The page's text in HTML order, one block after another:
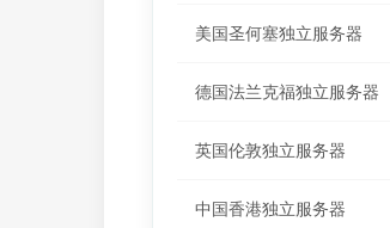
美国圣何塞独立服务器
德国法兰克福独立服务器
英国伦敦独立服务器
中国香港独立服务器